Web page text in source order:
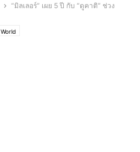
“มิลเลอร์” เผย 5 ปี กับ “ดูคาติ” ช่วง
World